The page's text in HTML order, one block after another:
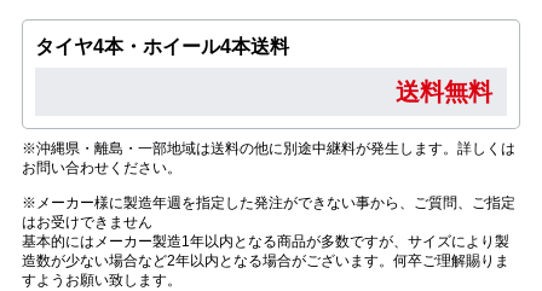
タイヤ4本・ホイール4本送料
送料無料
※沖縄県・離島・一部地域は送料の他に別途中継料が発生します。詳しくは
お問い合わせください。
※メーカー様に製造年週を指定した発注ができない事から、ご質問、ご指定
はお受けできません
基本的にはメーカー製造1年以内となる商品が多数ですが、サイズにより製
造数が少ない場合など2年以内となる場合がございます。何卒ご理解賜りま
すようお願い致します。